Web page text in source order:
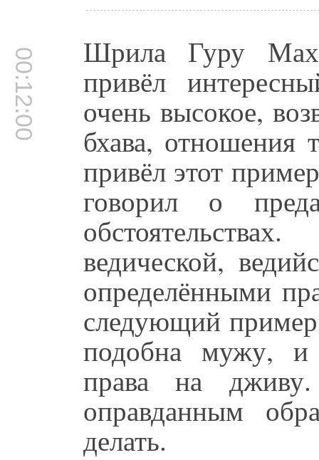
00:12:00 Шрила Гуру
привёл
очень высокое,
бхава,
привёл этот
говорил о
ведической,
определёнными
следующий
подобна мужу, и
права на
оправданным
делать.